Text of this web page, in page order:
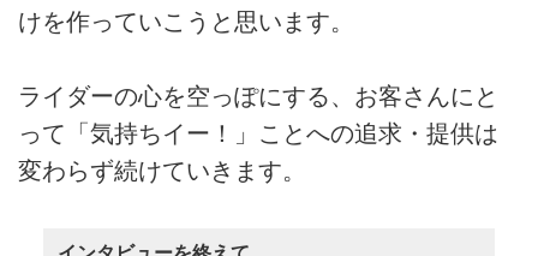
けを作っていこうと思います。
ライダーの心を空っぽにする、お客さんにと
って「気持ちイー！」ことへの追求・提供は
変わらず続けていきます。